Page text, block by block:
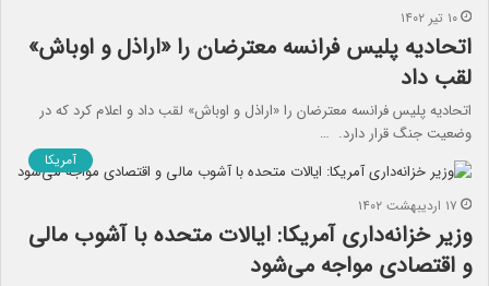
۱۰ تیر ۱۴۰۲
اتحادیه پلیس فرانسه معترضان را «اراذل و اوباش»
لقب داد
اتحادیه پلیس فرانسه معترضان را «اراذل و اوباش» لقب داد و اعلام کرد که در
وضعیت جنگ قرار دارد. …
آمریکا
۱۷ اردیبهشت ۱۴۰۲
وزیر خزانه‌داری آمریکا: ایالات متحده با آشوب مالی
و اقتصادی مواجه می‌شود